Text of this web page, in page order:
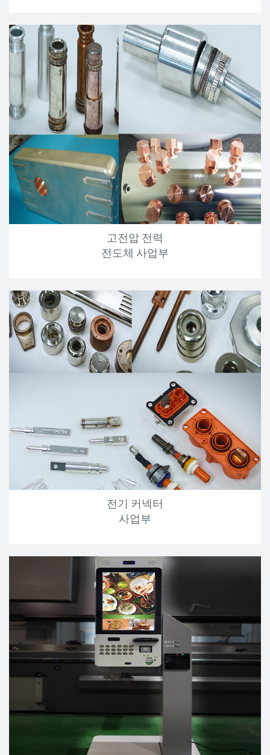
고전압 전력
전도체 사업부
전기 커넥터
사업부